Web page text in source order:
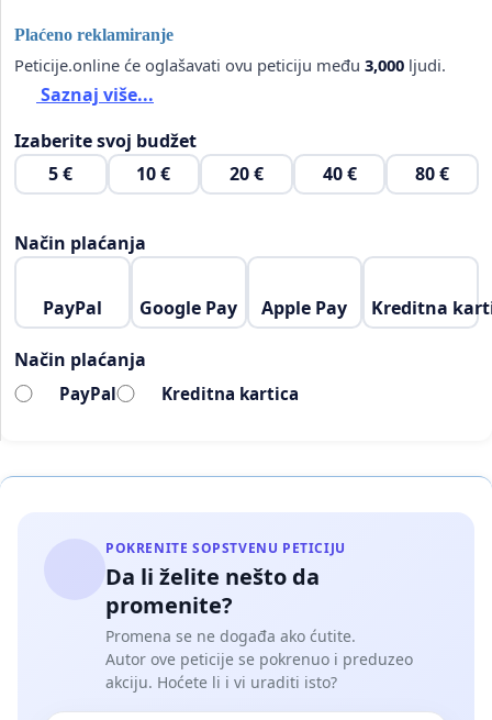
Plaćeno reklamiranje
Peticije.online će oglašavati ovu peticiju među 3,000 ljudi.
Saznaj više...
Izaberite svoj budžet
5 €
10 € 20 € 40 € 80 €
Način plaćanja
PayPal Google Pay Apple Pay Kreditna
Način plaćanja
PayPal Kreditna kartica
POKRENITE SOPSTVENU PETICIJU
Da li želite nešto da
promenite?
Promena se ne događa ako ćutite.
Autor ove peticije se pokrenuo i preduzeo
akciju. Hoćete li i vi uraditi isto?